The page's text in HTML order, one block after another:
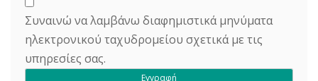
Συναινώ να λαμβάνω διαφημιστικά μηνύματα
ηλεκτρονικού ταχυδρομείου σχετικά με τις
υπηρεσίες σας.